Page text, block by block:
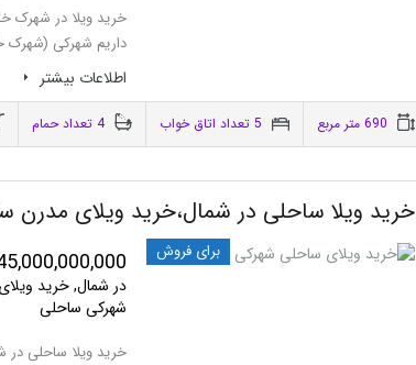
خرید ویلا در شهرک
داریم شهرکی (شهرک
اطلاعات بيشتر
4 تعداد حمام
خرید ویلا ساحلی در شمال،خرید ویلای مدرن
برای فروش
در شمال, خرید
شهرکی ساحلی
خرید ویلا ساحلی در